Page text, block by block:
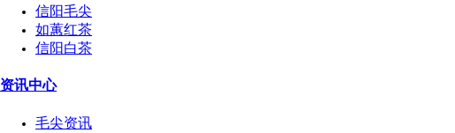
信阳毛尖
如蕙红茶
信阳白茶
资讯中心
毛尖资讯